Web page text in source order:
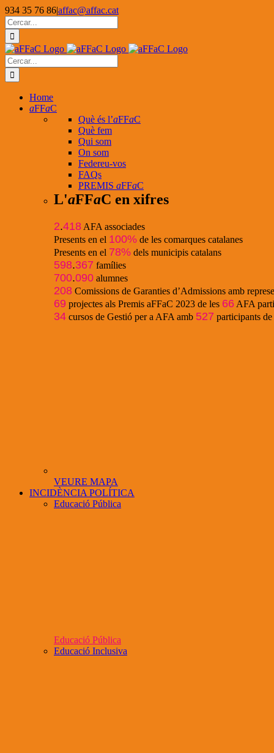
Skip
to
content
934 35 76 86|affac@affac.cat
Facebook
X
YouTube
Cerca
…
Cerca
…
Home
aFFaC
Què és l’aFFaC
Què fem
Qui som
On som
Federeu-vos
FAQs
PREMIS aFFaC
L'aFFaC en xifres
2.418 AFA associades
Presents en el 100% de les comarques catalanes
Presents en el 78% dels municipis catalans
598.367 famílies
700.090 alumnes
208 Comissions de Garanties d’Admissions amb
69 projectes als Premis aFFaC 2023 de les 66 AFA
34 cursos de Gestió per a AFA amb 527 participants de
VEURE MAPA
INCIDÈNCIA POLÍTICA
Educació Pública
Educació Pública
Educació Inclusiva